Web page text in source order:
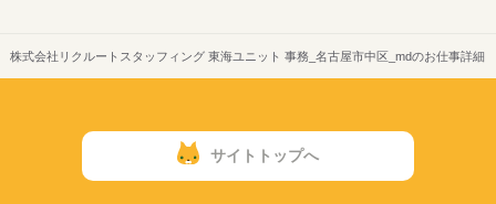
株式会社リクルートスタッフィング 東海ユニット 事務_名古屋市中区_mdのお仕事詳細
サイトトップへ